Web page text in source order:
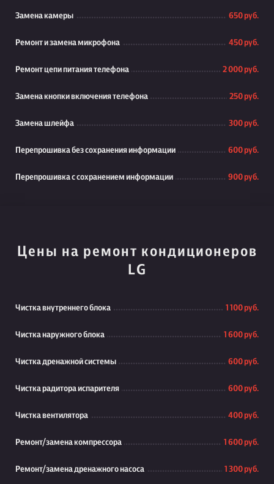
Замена камеры 650 руб.
Ремонт и замена микрофона 450 руб.
Ремонт цепи питания телефона 2 000 руб.
Замена кнопки включения телефона 250 руб.
Замена шлейфа 300 руб.
Перепрошивка без сохранения информации 600 руб.
Перепрошивка с сохранением информации 900 руб.
Цены на ремонт кондиционеров
LG
Чистка внутреннего блока 1 100 руб.
Чистка наружного блока 1 600 руб.
Чистка дренажной системы 600 руб.
Чистка радитора испарителя 600 руб.
Чистка вентилятора 400 руб.
Ремонт/замена компрессора 1 600 руб.
Ремонт/замена дренажного насоса 1 300 руб.